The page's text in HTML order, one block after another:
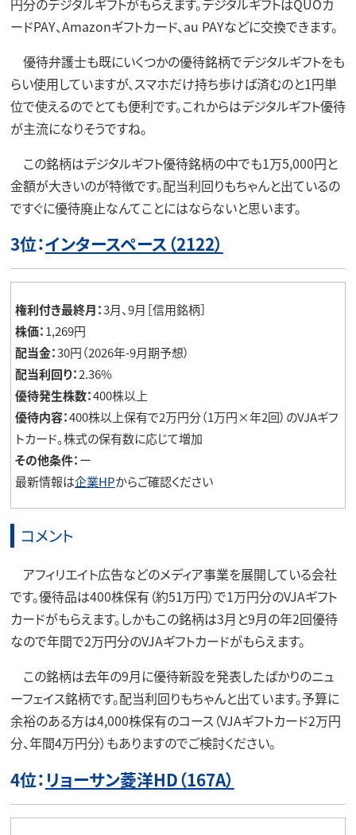
ードPAY、Amazonギフトカード、au PAYなどに交換できます。
優待弁護士も既にいくつかの優待銘柄でデジタルギフトをも
らい使用していますが、スマホだけ持ち歩けば済むのと1円単
位で使えるのでとても便利です。これからはデジタルギフト優待
が主流になりそうですね。
この銘柄はデジタルギフト優待銘柄の中でも1万5,000円と
金額が大きいのが特徴です。配当利回りもちゃんと出ているの
ですぐに優待廃止なんてことにはならないと思います。
3位：インタースペース（2122）
権利付き最終月：3月、9月［信用銘柄］
株価：1,269円
配当金：30円（2026年-9月期予想）
配当利回り：2.36%
優待発生株数：400株以上
優待内容：400株以上保有で2万円分（1万円×年2回）のVJAギフ
トカード。株式の保有数に応じて増加
その他条件：ー
最新情報は企業HPからご確認ください
コメント
アフィリエイト広告などのメディア事業を展開している会社
です。優待品は400株保有（約51万円）で1万円分のVJAギフト
カードがもらえます。しかもこの銘柄は3月と9月の年2回優待
なので年間で2万円分のVJAギフトカードがもらえます。
この銘柄は去年の9月に優待新設を発表したばかりのニュ
ーフェイス銘柄です。配当利回りもちゃんと出ています。予算に
余裕のある方は4,000株保有のコース（VJAギフトカード2万円
分、年間4万円分）もありますのでご検討ください。
4位： リョーサン菱洋HD（167A）